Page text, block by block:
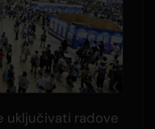
uključivati radove